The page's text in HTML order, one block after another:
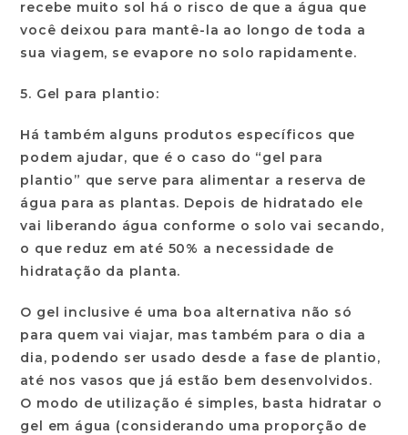
recebe muito sol há o risco de que a água que
você deixou para mantê-la ao longo de toda a
sua viagem, se evapore no solo rapidamente.
5. Gel para plantio:
Há também alguns produtos específicos que
podem ajudar, que é o caso do “gel para
plantio” que serve para alimentar a reserva de
água para as plantas. Depois de hidratado ele
vai liberando água conforme o solo vai secando,
o que reduz em até 50% a necessidade de
hidratação da planta.
O gel inclusive é uma boa alternativa não só
para quem vai viajar, mas também para o dia a
dia, podendo ser usado desde a fase de plantio,
até nos vasos que já estão bem desenvolvidos.
O modo de utilização é simples, basta hidratar o
gel em água (considerando uma proporção de